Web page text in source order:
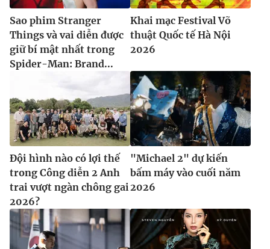
Sao phim Stranger
Things và vai diễn được
giữ bí mật nhất trong
Spider-Man: Brand...
Khai mạc Festival Võ
thuật Quốc tế Hà Nội
2026
Đội hình nào có lợi thế
trong Công diễn 2 Anh
trai vượt ngàn chông gai
2026?
"Michael 2" dự kiến
bấm máy vào cuối năm
2026